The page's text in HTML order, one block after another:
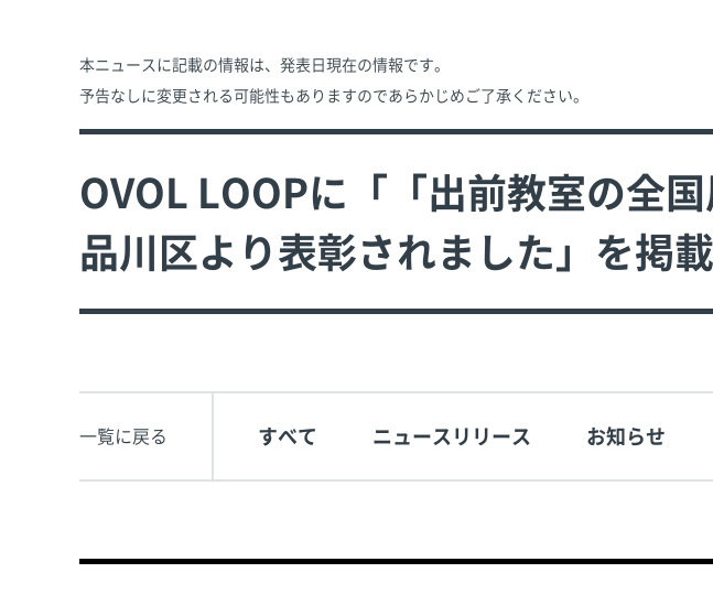
本ニュースに記載の情報は、発表日現在の情報です。
予告なしに変更される可能性もありますのであらかじめご了承ください。
OVOL LOOPに「「出前教室の全
品川区より表彰されました」を掲
一覧に戻る すべて ニュースリリース お知らせ